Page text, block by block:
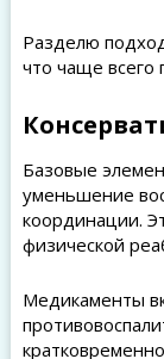
Разделю
что чаще всего
Базовые
уменьшение
координации.
физической
Медикаменты